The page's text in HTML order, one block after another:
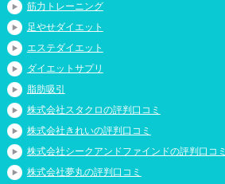
筋力トレーニング
足やせダイエット
エステダイエット
ダイエットサプリ
脂肪吸引
株式会社スタクロの評判口コミ
株式会社きれいの評判口コミ
株式会社シークアンドファインドの評判口コミ
株式会社夢丸の評判口コミ